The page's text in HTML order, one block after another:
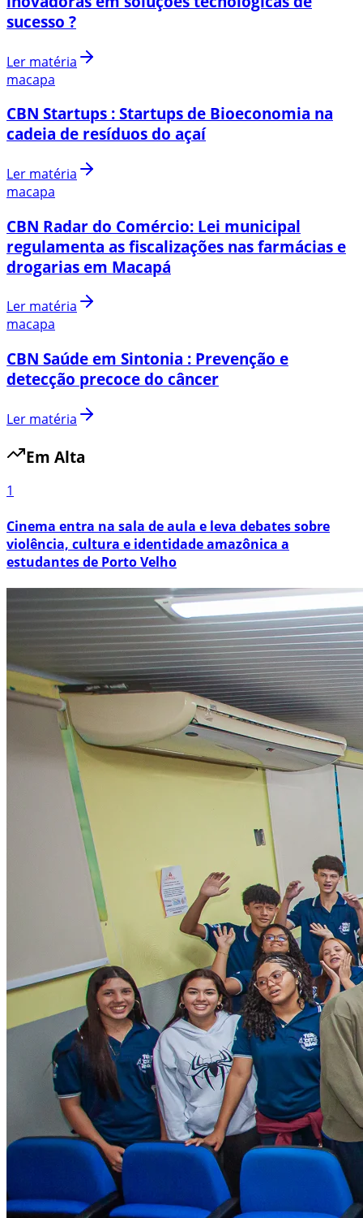
sucesso ?
Ler matéria
macapa
CBN Startups : Startups de Bioeconomia na
cadeia de resíduos do açaí
Ler matéria
macapa
CBN Radar do Comércio: Lei municipal
regulamenta as fiscalizações nas farmácias e
drogarias em Macapá
Ler matéria
macapa
CBN Saúde em Sintonia : Prevenção e
detecção precoce do câncer
Ler matéria
Em Alta
1
Cinema entra na sala de aula e leva debates sobre
violência, cultura e identidade amazônica a
estudantes de Porto Velho